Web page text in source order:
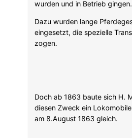
Doch ab 1863 baute sich H.
diesen Zweck ein Lokomobile
am 8.August 1863 gleich.
erste Lok an Stelle der
zum Centralbahnhof.